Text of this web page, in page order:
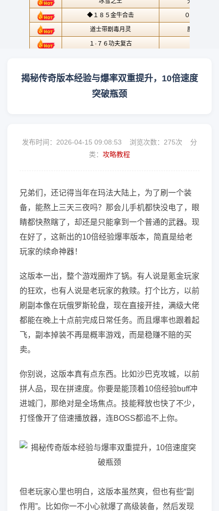
揭秘传奇版本经验与爆率双重提升，10倍速度
突破瓶颈
发布时间：2026-04-15 09:08:53 浏览次数： 275次 分
类： 攻略教程
兄弟们，还记得当年在玛法大陆上，为了刷一个装
备，能熬上三天三夜吗？那会儿手机都快没电了，眼
睛都快熬瞎了，却还是只能拿到一个普通的武器。现
在好了，这新出的10倍经验爆率版本，简直是给老
玩家的续命神器！
这版本一出，整个游戏圈炸了锅。有人说是氪金玩家
的狂欢，也有人说是老玩家的救赎。打个比方，以前
刷副本像在玩俄罗斯轮盘，现在直接开挂，满级大佬
都能在晚上十点前完成日常任务。而且爆率也跟着起
飞，副本掉装不再是概率游戏，而是稳赚不赔的买
卖。
你别说，这版本真有点东西。比如沙巴克攻城，以前
拼人品，现在拼速度。你要是能顶着10倍经验buff冲
进城门，那绝对是全场焦点。技能释放也快了不少，
打怪像开了倍速播放器，连BOSS都追不上你。
但老玩家心里也明白，这版本虽然爽，但也有些“副
作用”。比如你一不小心就爆了高级装备，然后发现